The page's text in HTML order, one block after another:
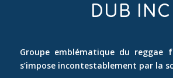
DUB INC
Groupe emblématique du reggae
s’impose incontestablement par la